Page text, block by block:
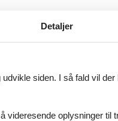
Detaljer
siden. I så fald vil der
videresende oplysninger til